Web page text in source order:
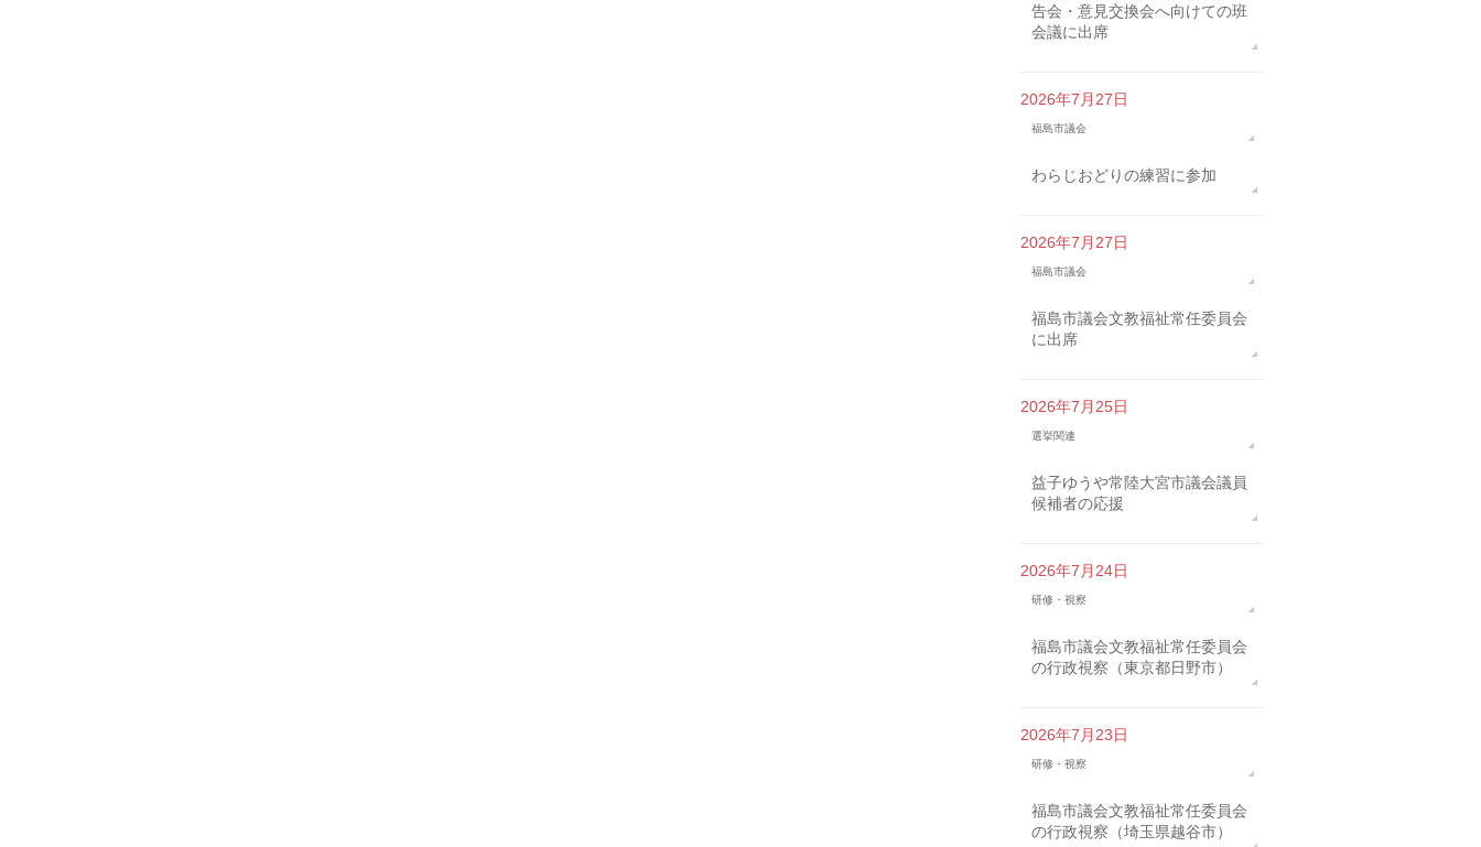
告会・意見交換会へ向けての班
会議に出席
2026年7月27日
福島市議会
わらじおどりの練習に参加
2026年7月27日
福島市議会
福島市議会文教福祉常任委員会
に出席
2026年7月25日
選挙関連
益子ゆうや常陸大宮市議会議員
候補者の応援
2026年7月24日
研修・視察
福島市議会文教福祉常任委員会
の行政視察（東京都日野市）
2026年7月23日
研修・視察
福島市議会文教福祉常任委員会
の行政視察（埼玉県越谷市）